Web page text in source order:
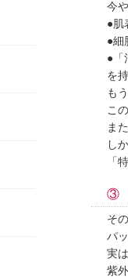
今
●肌
●細
●「
を
も
こ
ま
し
「
③
そ
パ
実
紫